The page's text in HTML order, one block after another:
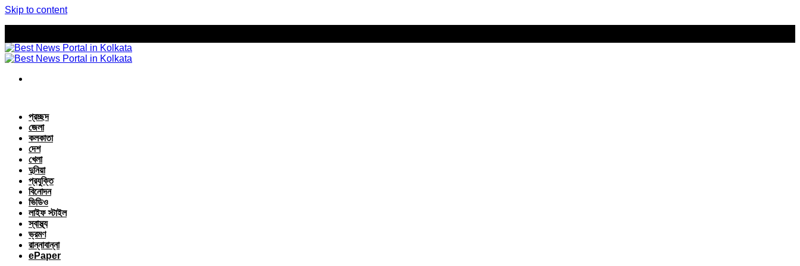
Skip to content
প্রচ্ছদ
জেলা
কলকাতা
দেশ
খেলা
দুনিয়া
প্রযুক্তি
বিনোদন
ভিডিও
লাইফ স্টাইল
স্বাস্থ্য
ভ্রমণ
রান্নাবান্না
ePaper